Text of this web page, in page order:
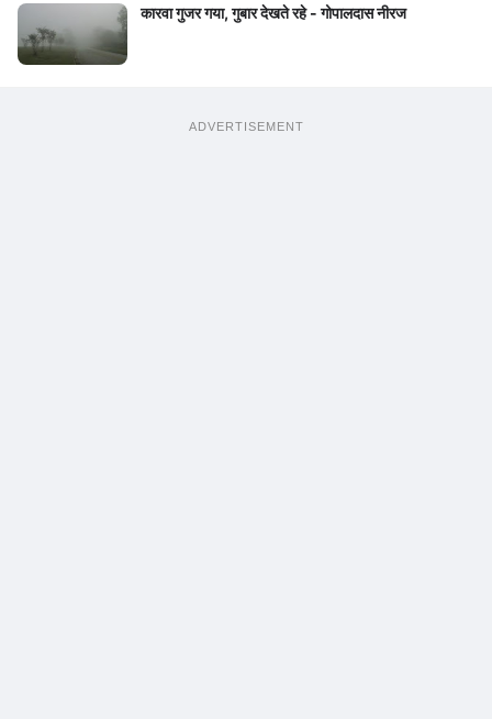
कारवा गुजर गया, गुबार देखते रहे - गोपालदास नीरज
ADVERTISEMENT